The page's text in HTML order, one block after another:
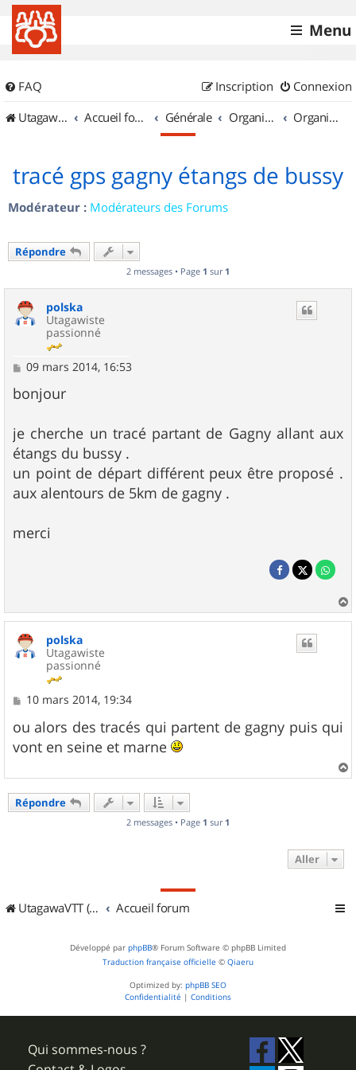
Menu
FAQ Connexion
Inscription
UtagawaVTT (Randos VTT et VTTAE avec traces GPS)
Accueil forum Générale Organisation de sorties & Recherche de partenaires Organisation de sorties en région Île de France
tracé gps gagny étangs de bussy
Modérateur : Modérateurs des Forums
Répondre
2 messages • Page 1 sur 1
polska
Utagawiste
passionné
M
s
s
g
e
09 mars 2014, 16:53
bonjour
je cherche un tracé partant de Gagny allant aux
étangs du bussy .
un point de départ différent peux être proposé .
aux alentours de 5km de gagny .
merci
a
polska
Utagawiste
passionné
M
s
s
a
e
10 mars 2014, 19:34
ou alors des tracés qui partent de gagny puis qui
vont en seine et marne
a
Répondre
2 messages • Page 1 sur 1
Aller
UtagawaVTT (Randos VTT et VTTAE avec traces GPS) Accueil forum
Développé par phpBB® Forum Software © phpBB Limited
Traduction française officielle © Qiaeru
Optimized by: phpBB SEO
Confidentialité | Conditions
Qui sommes-nous ?